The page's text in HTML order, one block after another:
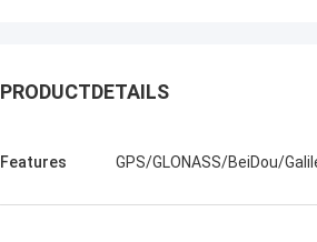
PRODUCTDETAILS
Features GPS/GLONASS/BeiDou/